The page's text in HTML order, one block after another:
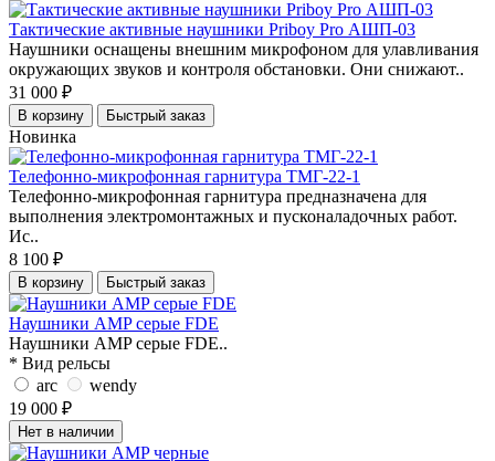
Тактические активные наушники Priboy Pro АШП-03
Наушники оснащены внешним микрофоном для улавливания
окружающих звуков и контроля обстановки. Они снижают..
31 000 ₽
В корзину Быстрый заказ
Новинка
Телефонно-микрофонная гарнитура ТМГ-22-1
Телефонно-микрофонная гарнитура предназначена для
выполнения электромонтажных и пусконаладочных работ.
Ис..
8 100 ₽
В корзину Быстрый заказ
Наушники AMP серые FDE
Наушники AMP серые FDE..
* Вид рельсы
arc
wendy
19 000 ₽
Нет в наличии